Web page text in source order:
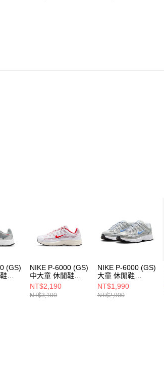
(GS)
NIKE P-6000 (GS)
中大童 休閒鞋
IQ1134161
NT$2,190
NT$3,100
NIKE P-6000 (GS)
大童 休閒鞋
HV5064007
NT$1,990
NT$2,900